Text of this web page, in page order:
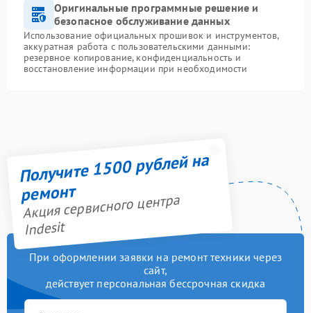
Оригинальные программные решение и
безопасное обслуживание данных
Использование официальных прошивок и инструментов,
аккуратная работа с пользовательскими данными:
резервное копирование, конфиденциальность и
восстановление информации при необходимости
Получите 1500 рублей на
ремонт
Акция сервисного центра
Indesit
При оформлении заявки на ремонт техники через
сайт,
действует персональная бессрочная скидка